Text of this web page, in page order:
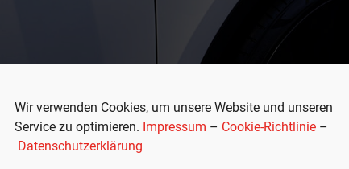
Wir verwenden Cookies, um unsere Website und unseren
Service zu optimieren. Impressum – Cookie-Richtlinie –
Datenschutzerklärung